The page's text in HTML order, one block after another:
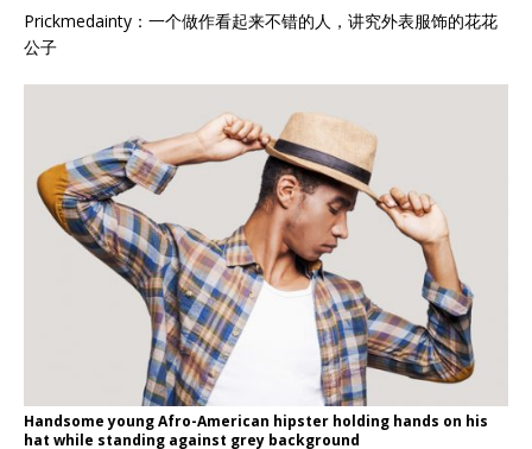
Prickmedainty：一个做作看起来不错的人，讲究外表服饰的花花
公子
Handsome young Afro-American hipster holding hands on his
hat while standing against grey background